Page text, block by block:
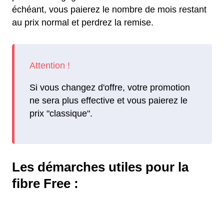
échéant, vous paierez le nombre de mois restant
au prix normal et perdrez la remise.
Si vous changez d'offre, votre promotion
ne sera plus effective et vous paierez le
prix "classique".
Les démarches utiles pour la
fibre Free :